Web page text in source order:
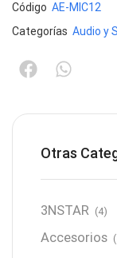
Código AE-MIC12
Categorías Audio y
Otras
3NSTAR (4)
Accesorios